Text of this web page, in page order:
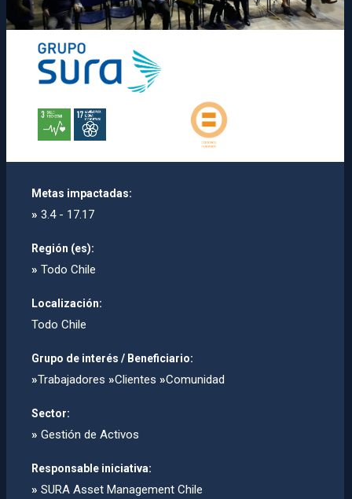
Metas impactadas:
» 3.4 - 17.17
Región (es):
» Todo Chile
Localización:
Todo Chile
Grupo de interés / Beneficiario:
»Trabajadores »Clientes »Comunidad
Sector:
» Gestión de Activos
Responsable iniciativa:
» SURA Asset Management Chile